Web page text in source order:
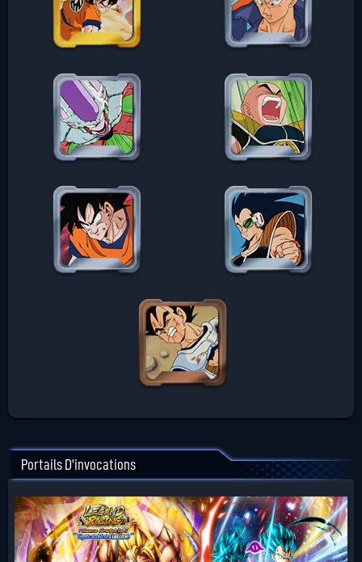
Portails D'invocations